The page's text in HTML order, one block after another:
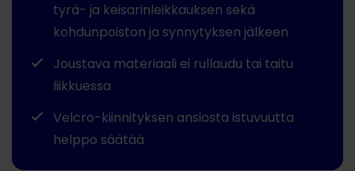
tyrä- ja keisarinleikkauksen sekä
kohdunpoiston ja synnytyksen jälkeen
Joustava materiaali ei rullaudu tai taitu
liikkuessa
Velcro-kiinnityksen ansiosta istuvuutta
helppo säätää